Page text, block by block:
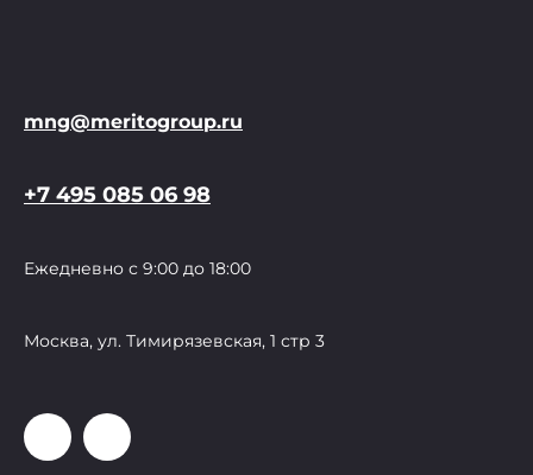
mng@meritogroup.ru
+7 495 085 06 98
Ежедневно с 9:00 до 18:00
Москва, ул. Тимирязевская, 1 стр 3